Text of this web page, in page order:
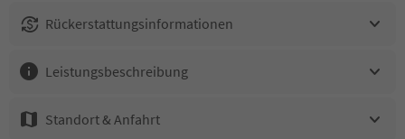
Rückerstattungsinformationen
Leistungsbeschreibung
Standort & Anfahrt